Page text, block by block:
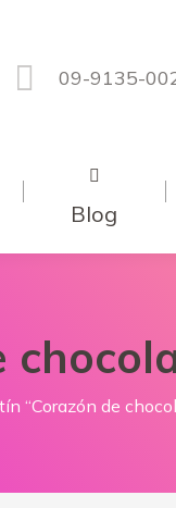
09-9135-
Blog
“Corazón de